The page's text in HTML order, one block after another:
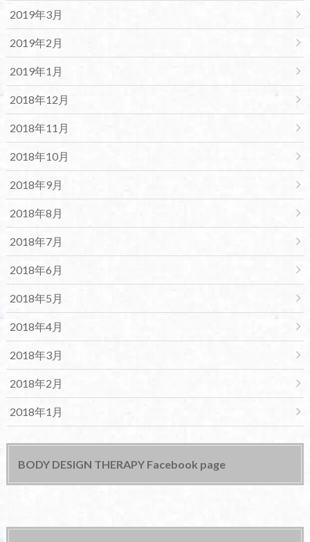
2019年3月
2019年2月
2019年1月
2018年12月
2018年11月
2018年10月
2018年9月
2018年8月
2018年7月
2018年6月
2018年5月
2018年4月
2018年3月
2018年2月
2018年1月
BODY DESIGN THERAPY Facebook page